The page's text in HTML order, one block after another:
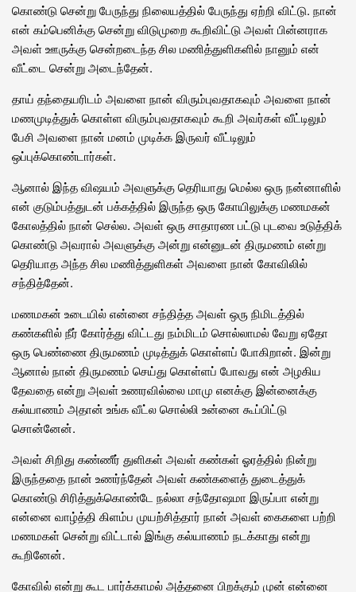
கொண்டு சென்று பேருந்து நிலையத்தில் பேருந்து ஏற்றி விட்டு. நான்
என் கம்பெனிக்கு சென்று விடுமுறை கூறிவிட்டு அவள் பின்னராக
அவள் ஊருக்கு சென்றடைந்த சில மணித்துளிகளில் நானும் என்
வீட்டை சென்று அடைந்தேன்.
தாய் தந்தையரிடம் அவளை நான் விரும்புவதாகவும் அவளை நான்
மணமுடித்துக் கொள்ள விரும்புவதாகவும் கூறி அவர்கள் வீட்டிலும்
பேசி அவளை நான் மனம் முடிக்க இருவர் வீட்டிலும்
ஒப்புக்கொண்டார்கள்.
ஆனால் இந்த விஷயம் அவளுக்கு தெரியாது மெல்ல ஒரு நன்னாளில்
என் குடும்பத்துடன் பக்கத்தில் இருந்த ஒரு கோயிலுக்கு மணமகன்
கோலத்தில் நான் செல்ல. அவள் ஒரு சாதாரண பட்டு புடவை உடுத்திக்
கொண்டு அவரால் அவளுக்கு அன்று என்னுடன் திருமணம் என்று
தெரியாத அந்த சில மணித்துளிகள் அவளை நான் கோவிலில்
சந்தித்தேன்.
மணமகன் உடையில் என்னை சந்தித்த அவள் ஒரு நிமிடத்தில்
கண்களில் நீர் கோர்த்து விட்டது நம்மிடம் சொல்லாமல் வேறு ஏதோ
ஒரு பெண்ணை திருமணம் முடித்துக் கொள்ளப் போகிறான். இன்று
ஆனால் நான் திருமணம் செய்து கொள்ளப் போவது என் அழகிய
தேவதை என்று அவள் உணரவில்லை மாமு எனக்கு இன்னைக்கு
கல்யாணம் அதான் உங்க வீட்ல சொல்லி உன்னை கூப்பிட்டு
சொன்னேன்.
அவள் சிறிது கண்ணீர் துளிகள் அவள் கண்கள் ஓரத்தில் நின்று
இருந்ததை நான் உணர்ந்தேன் அவள் கண்களைத் துடைத்துக்
கொண்டு சிரித்துக்கொண்டே நல்லா சந்தோஷமா இருப்பா என்று
என்னை வாழ்த்தி கிளம்ப முயற்சித்தார் நான் அவள் கைகளை பற்றி
மணமகள் சென்று விட்டால் இங்கு கல்யாணம் நடக்காது என்று
கூறினேன்.
கோவில் என்று கூட பார்க்காமல் அத்தனை பிறக்கும் முன் என்னை